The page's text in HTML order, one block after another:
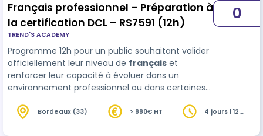
Français professionnel – Préparation à
la certification DCL – RS7591 (12h)
TREND'S ACADEMY
Programme 12h pour un public souhaitant valider
officiellement leur niveau de français et
renforcer leur capacité à évoluer dans un
environnement professionnel ou dans certaines
justifier d’un niveau de langue.
0
Bordeaux (33) > 880€ HT
4 jours | 12